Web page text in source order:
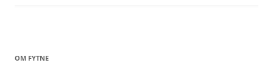
OM FYTNE